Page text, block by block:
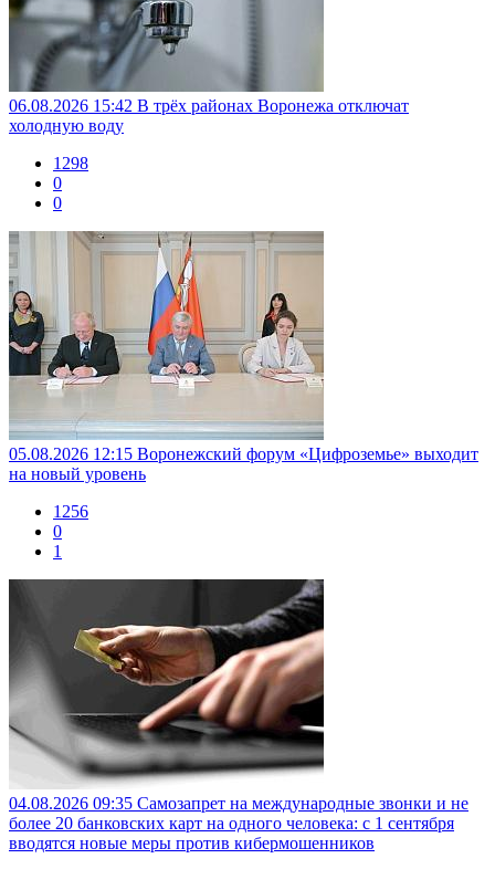
06.08.2026 15:42 В трёх районах Воронежа отключат
холодную воду
1298
0
0
05.08.2026 12:15 Воронежский форум «Цифроземье» выходит
на новый уровень
1256
0
1
04.08.2026 09:35 Самозапрет на международные звонки и не
более 20 банковских карт на одного человека: с 1 сентября
вводятся новые меры против кибермошенников